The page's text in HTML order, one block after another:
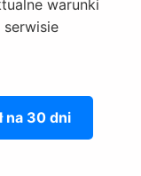
warunki
na 30 dni